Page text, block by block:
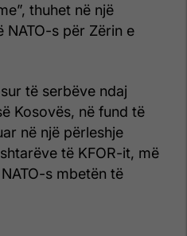
thuhet në një
s për Zërin e
të serbëve ndaj
Kosovës, në fund të
në një përleshje
të KFOR-it, më
s mbetën të